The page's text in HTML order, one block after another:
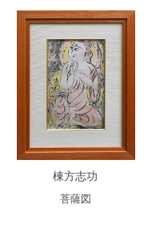
棟方志功
菩薩図